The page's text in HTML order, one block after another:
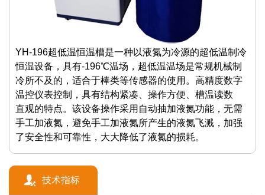
YH-196超低温恒温槽是一种以液氮为冷源的超低温制冷
恒温设备，具有-196℃温场，超低温温场是常规机械制
冷所不及的，适合于棒类等传感器的使用。高精度数字
温控仪表控制，具有结构紧凑、操作方便、槽温读数
直观的特点。该设备操作采用自动抽加液氮功能，无需
手工加液氮，避免手工加液氮所产生的液氮飞溅，加强
了安全性和可靠性，大大降低了液氮的损耗。
技术指标